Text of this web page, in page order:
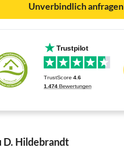
Unverbindlich anfragen
D. Hildebrandt